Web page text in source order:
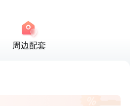
周边配套